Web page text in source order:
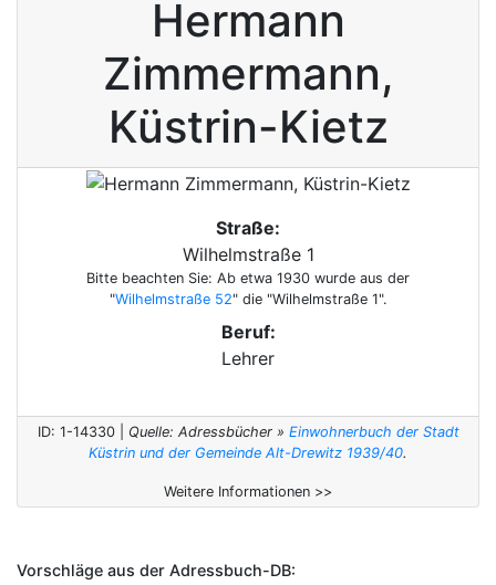
Hermann
Zimmermann,
Küstrin-Kietz
Straße:
Wilhelmstraße 1
Bitte beachten Sie: Ab etwa 1930 wurde aus der
"Wilhelmstraße 52" die "Wilhelmstraße 1".
Beruf:
Lehrer
ID: 1-14330 | Quelle: Adressbücher » Einwohnerbuch der Stadt
Küstrin und der Gemeinde Alt-Drewitz 1939/40.
Weitere Informationen >>
Vorschläge aus der Adressbuch-DB: